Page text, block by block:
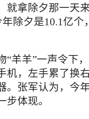
就拿除夕那一天
年除夕是10.1亿个
“羊羊”一声令下
机，左手累了换
。张军认为，今
步体现。